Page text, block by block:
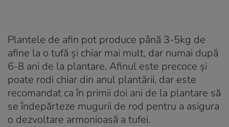
Plantele de afin pot produce până 3-5kg de
afine la o tufă și chiar mai mult, dar numai după
6-8 ani de la plantare. Afinul este precoce și
poate rodi chiar din anul plantării, dar este
recomandat ca în primii doi ani de la plantare să
se îndepărteze mugurii de rod pentru a asigura
o dezvoltare armonioasă a tufei.